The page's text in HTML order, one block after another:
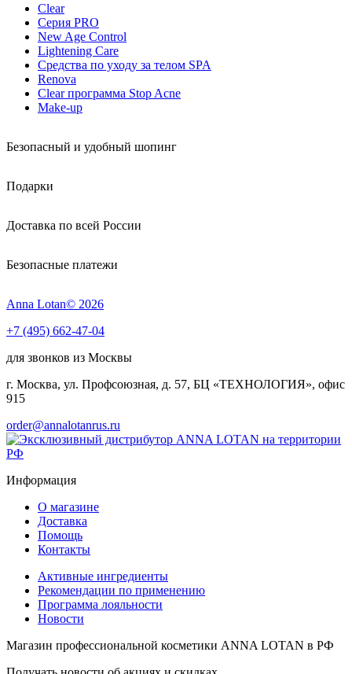
Clear
Серия PRO
New Age Control
Lightening Care
Средства по уходу за телом SPA
Renova
Clear программа Stop Acne
Make-up
Безопасный и удобный шопинг
Подарки
Доставка по всей России
Безопасные платежи
Anna Lotan© 2026
+7 (495) 662-47-04
для звонков из Москвы
г. Москва, ул. Профсоюзная, д. 57, БЦ «ТЕХНОЛОГИЯ», офис
915
order@annalotanrus.ru
Информация
О магазине
Доставка
Помощь
Контакты
Активные ингредиенты
Рекомендации по применению
Программа лояльности
Новости
Магазин профессиональной косметики ANNA LOTAN в РФ